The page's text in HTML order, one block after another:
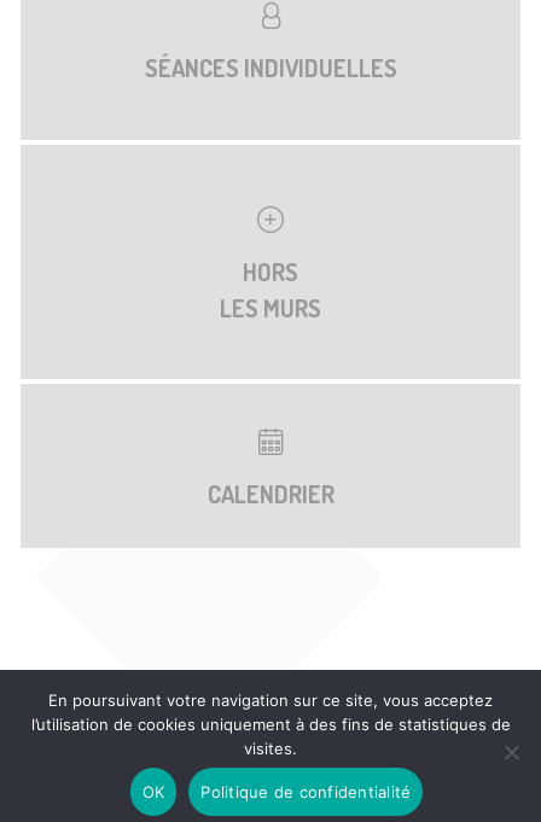
SÉANCES INDIVIDUELLES
HORS
LES MURS
CALENDRIER
©2016 Corinne Garcia -Mentions légales- Site web
Pamo.blue-Crédit photoGonpo
En poursuivant votre navigation sur ce site, vous acceptez
l’utilisation de cookies uniquement à des fins de statistiques de
visites.
OK Politique de confidentialité